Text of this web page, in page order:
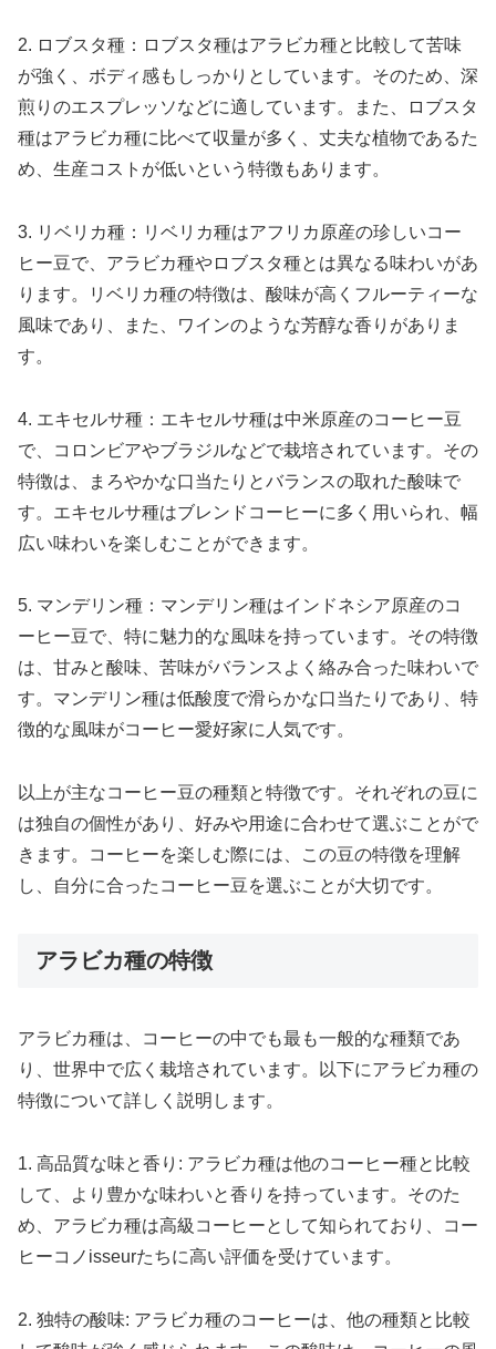
2. ロブスタ種：ロブスタ種はアラビカ種と比較して苦味
が強く、ボディ感もしっかりとしています。そのため、深
煎りのエスプレッソなどに適しています。また、ロブスタ
種はアラビカ種に比べて収量が多く、丈夫な植物であるた
め、生産コストが低いという特徴もあります。
3. リベリカ種：リベリカ種はアフリカ原産の珍しいコー
ヒー豆で、アラビカ種やロブスタ種とは異なる味わいがあ
ります。リベリカ種の特徴は、酸味が高くフルーティーな
風味であり、また、ワインのような芳醇な香りがありま
す。
4. エキセルサ種：エキセルサ種は中米原産のコーヒー豆
で、コロンビアやブラジルなどで栽培されています。その
特徴は、まろやかな口当たりとバランスの取れた酸味で
す。エキセルサ種はブレンドコーヒーに多く用いられ、幅
広い味わいを楽しむことができます。
5. マンデリン種：マンデリン種はインドネシア原産のコ
ーヒー豆で、特に魅力的な風味を持っています。その特徴
は、甘みと酸味、苦味がバランスよく絡み合った味わいで
す。マンデリン種は低酸度で滑らかな口当たりであり、特
徴的な風味がコーヒー愛好家に人気です。
以上が主なコーヒー豆の種類と特徴です。それぞれの豆に
は独自の個性があり、好みや用途に合わせて選ぶことがで
きます。コーヒーを楽しむ際には、この豆の特徴を理解
し、自分に合ったコーヒー豆を選ぶことが大切です。
アラビカ種の特徴
アラビカ種は、コーヒーの中でも最も一般的な種類であ
り、世界中で広く栽培されています。以下にアラビカ種の
特徴について詳しく説明します。
1. 高品質な味と香り: アラビカ種は他のコーヒー種と比較
して、より豊かな味わいと香りを持っています。そのた
め、アラビカ種は高級コーヒーとして知られており、コー
ヒーコノisseurたちに高い評価を受けています。
2. 独特の酸味: アラビカ種のコーヒーは、他の種類と比較